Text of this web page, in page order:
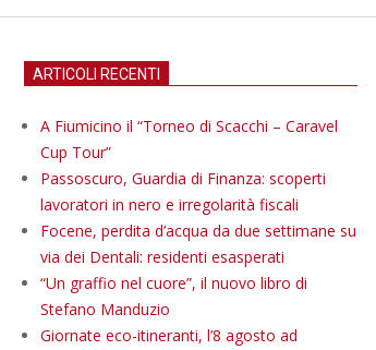
ARTICOLI RECENTI
A Fiumicino il “Torneo di Scacchi – Caravel
Cup Tour”
Passoscuro, Guardia di Finanza: scoperti
lavoratori in nero e irregolarità fiscali
Focene, perdita d’acqua da due settimane su
via dei Dentali: residenti esasperati
“Un graffio nel cuore”, il nuovo libro di
Stefano Manduzio
Giornate eco-itineranti, l’8 agosto ad